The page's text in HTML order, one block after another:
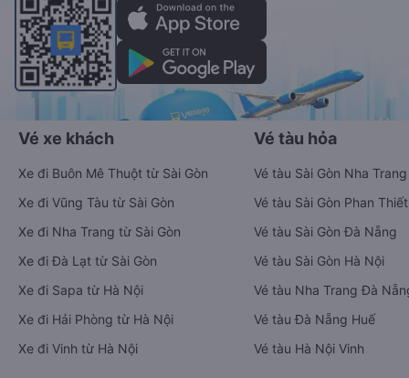
Vé xe khách
Xe đi Buôn Mê Thuột từ Sài Gòn
Xe đi Vũng Tàu từ Sài Gòn
Xe đi Nha Trang từ Sài Gòn
Xe đi Đà Lạt từ Sài Gòn
Xe đi Sapa từ Hà Nội
Xe đi Hải Phòng từ Hà Nội
Xe đi Vinh từ Hà Nội
Vé tàu hỏa
Vé tàu Sài Gòn Nha Trang
Vé tàu Sài Gòn Phan Thiết
Vé tàu Sài Gòn Đà Nẵng
Vé tàu Sài Gòn Hà Nội
Vé tàu Nha Trang Đà
Vé tàu Đà Nẵng Huế
Vé tàu Hà Nội Vinh